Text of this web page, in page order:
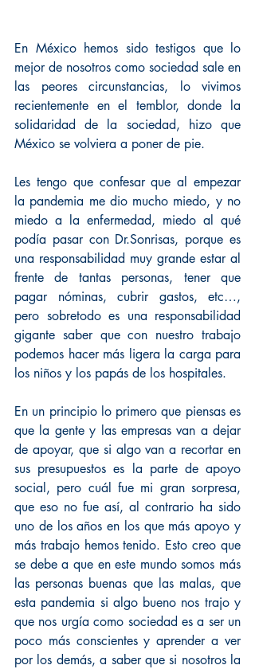
En México hemos sido testigos que lo
mejor de nosotros como sociedad sale en
las peores circunstancias, lo vivimos
recientemente en el temblor, donde la
solidaridad de la sociedad, hizo que
México se volviera a poner de pie.
Les tengo que confesar que al empezar
la pandemia me dio mucho miedo, y no
miedo a la enfermedad, miedo al qué
podía pasar con Dr.Sonrisas, porque es
una responsabilidad muy grande estar al
frente de tantas personas, tener que
pagar nóminas, cubrir gastos, etc…,
pero sobretodo es una responsabilidad
gigante saber que con nuestro trabajo
podemos hacer más ligera la carga para
los niños y los papás de los hospitales.
En un principio lo primero que piensas es
que la gente y las empresas van a dejar
de apoyar, que si algo van a recortar en
sus presupuestos es la parte de apoyo
social, pero cuál fue mi gran sorpresa,
que eso no fue así, al contrario ha sido
uno de los años en los que más apoyo y
más trabajo hemos tenido. Esto creo que
se debe a que en este mundo somos más
las personas buenas que las malas, que
esta pandemia si algo bueno nos trajo y
que nos urgía como sociedad es a ser un
poco más conscientes y aprender a ver
por los demás, a saber que si nosotros la